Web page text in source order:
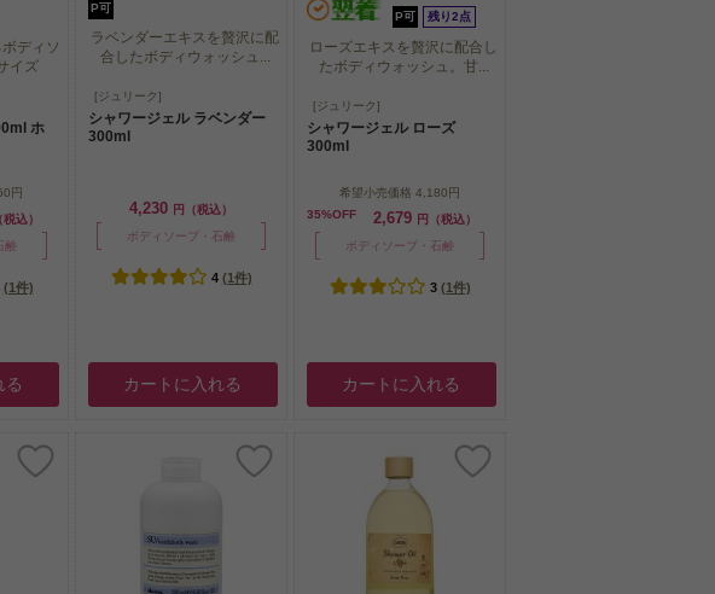
ディソ
イズ
ディソ
イズホ
円
税込）
鹸
(1件)
る
P可
ラベンダーエキスを贅沢に配
合したボディウォッシュ...
ラベンダーエキスを贅沢に配
合したボディウォッシュ...
[ジュリーク]
シャワージェル ラベンダー
300ml
4,230 円（税込）
ボディソープ・石鹸
4 (1件)
カートに入れる
P可 残り2点
ローズエキスを贅沢に配合し
たボディウォッシュ。甘...
ローズエキスを贅沢に配合し
たボディウォッシュ。甘...
[ジュリーク]
シャワージェル ローズ
300ml
希望小売価格 4,180円
35%OFF
2,679 円（税込）
ボディソープ・石鹸
3 (1件)
カートに入れる